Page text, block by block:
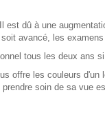
dû à une
avancé, les
tous les deux ans
offre les couleurs
soin de sa vue